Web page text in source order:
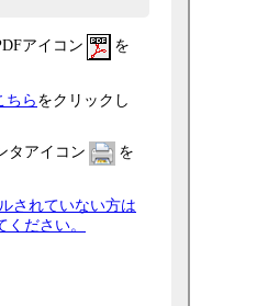
アイコン
を
ちら をクリックし
タアイコン
を
されていない方は
ださい。